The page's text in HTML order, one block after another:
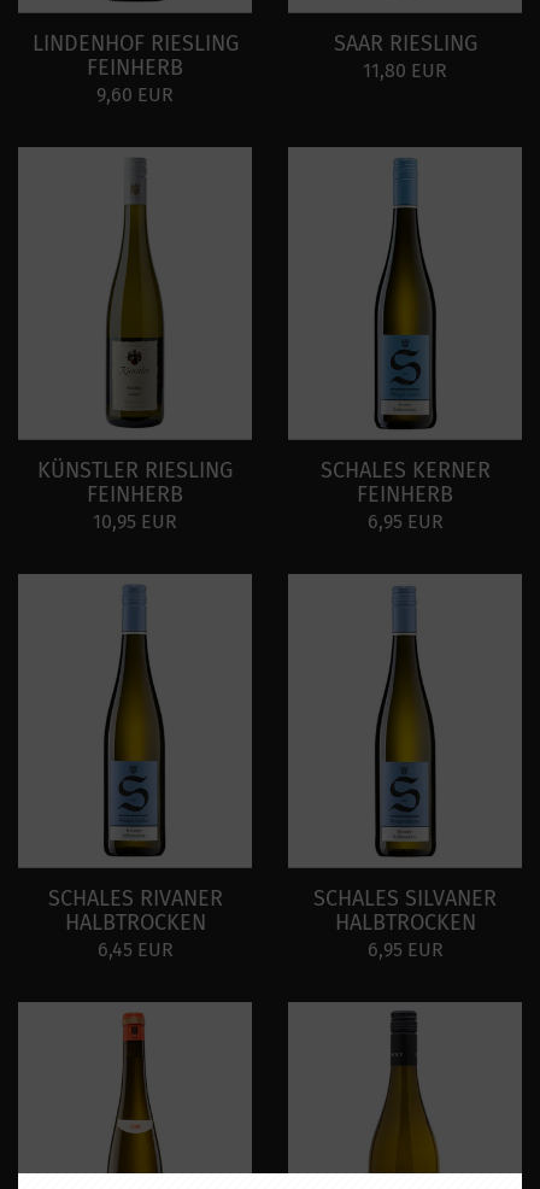
LINDENHOF RIESLING
FEINHERB
9,60 EUR
SAAR RIESLING
11,80 EUR
KÜNSTLER RIESLING
FEINHERB
10,95 EUR
SCHALES KERNER
FEINHERB
6,95 EUR
SCHALES RIVANER
HALBTROCKEN
6,45 EUR
SCHALES SILVANER
HALBTROCKEN
6,95 EUR